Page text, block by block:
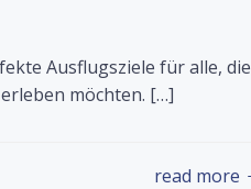
Ausflugsziele für alle, die
möchten. […]
read more